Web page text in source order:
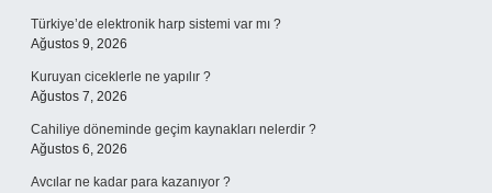
Türkiye’de elektronik harp sistemi var mı ?
Ağustos 9, 2026
Kuruyan ciceklerle ne yapılır ?
Ağustos 7, 2026
Cahiliye döneminde geçim kaynakları nelerdir ?
Ağustos 6, 2026
Avcılar ne kadar para kazanıyor ?